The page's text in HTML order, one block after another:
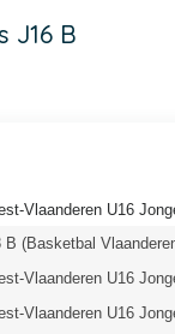
J16 B
Vlaanderen U16
B (Basketbal
Vlaanderen U16
Vlaanderen U16